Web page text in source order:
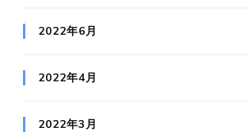
2022年6月
2022年4月
2022年3月